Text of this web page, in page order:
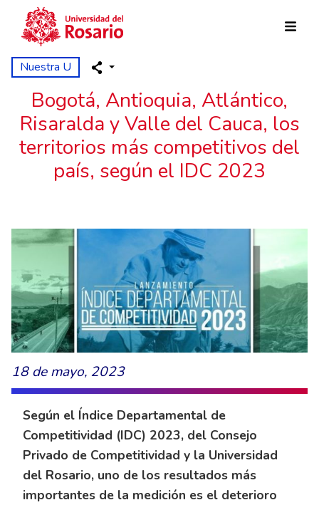
Pasar al contenido principal
Nuestra U
Bogotá, Antioquia, Atlántico,
Risaralda y Valle del Cauca, los
territorios más competitivos del
país, según el IDC 2023
18 de mayo, 2023
Según el Índice Departamental de
Competitividad (IDC) 2023, del Consejo
Privado de Competitividad y la Universidad
del Rosario, uno de los resultados más
importantes de la medición es el deterioro